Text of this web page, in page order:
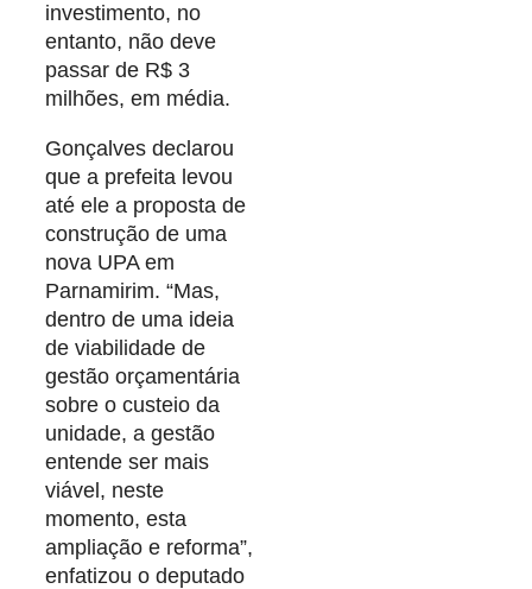
investimento, no
entanto, não deve
passar de R$ 3
milhões, em média.
Gonçalves declarou
que a prefeita levou
até ele a proposta de
construção de uma
nova UPA em
Parnamirim. “Mas,
dentro de uma ideia
de viabilidade de
gestão orçamentária
sobre o custeio da
unidade, a gestão
entende ser mais
viável, neste
momento, esta
ampliação e reforma”,
enfatizou o deputado